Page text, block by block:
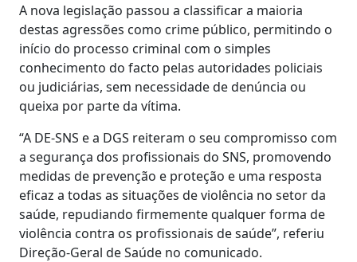
A nova legislação passou a classificar a maioria
destas agressões como crime público, permitindo o
início do processo criminal com o simples
conhecimento do facto pelas autoridades policiais
ou judiciárias, sem necessidade de denúncia ou
queixa por parte da vítima.
“A DE-SNS e a DGS reiteram o seu compromisso com
a segurança dos profissionais do SNS, promovendo
medidas de prevenção e proteção e uma resposta
eficaz a todas as situações de violência no setor da
saúde, repudiando firmemente qualquer forma de
violência contra os profissionais de saúde”, referiu
Direção-Geral de Saúde no comunicado.